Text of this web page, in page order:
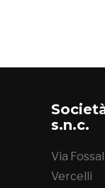
s.n.c.
Via
Vercelli